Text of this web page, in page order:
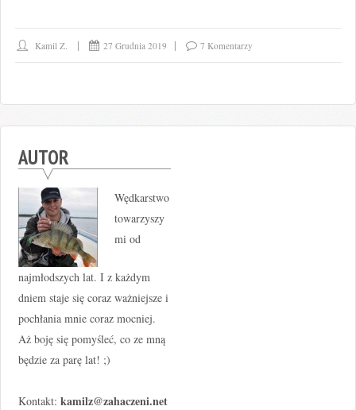
Kamil Z. 27 Grudnia 2019 7 Komentarzy
AUTOR
Wędkarstwo
towarzyszy
mi od
najmłodszych lat. I z każdym
dniem staje się coraz ważniejsze i
pochłania mnie coraz mocniej.
Aż boję się pomyśleć, co ze mną
będzie za parę lat! ;)
Kontakt: kamilz@zahaczeni.net